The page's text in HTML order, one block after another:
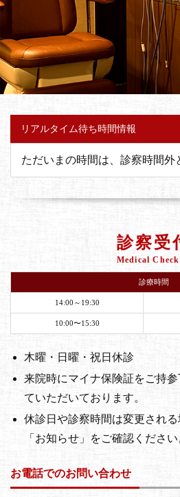
リアルタイム待ち時間情報
ただいまの時間は、診察時間外
診察受
Medical
診療時間
14:00～19:30
10:00〜15:30
木曜・日曜・祝日休診
来院時にマイナ保険証をご持
ていただいております。
休診日や診察時間は変更され
「お知らせ」をご確認ください
お電話でのお問い合わせ